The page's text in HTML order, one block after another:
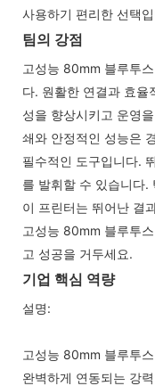
사용하기 편리한 선택
팀의 강점
고성능 80mm 블루투
다. 원활한 연결과 효율
성을 향상시키고 운영
쇄와 안정적인 성능은
필수적인 도구입니다.
를 발휘할 수 있습니다.
이 프린터는 뛰어난 결
고성능 80mm 블루투
고 성공을 거두세요.
기업 핵심 역량
설명:
고성능 80mm 블루투
완벽하게 연동되는 강